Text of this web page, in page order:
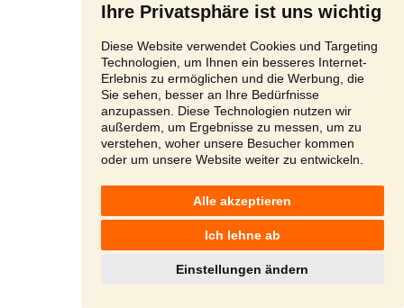
Ihre Privatsphäre ist uns wichtig
Diese Website verwendet Cookies und Targeting
Technologien, um Ihnen ein besseres Internet-
Erlebnis zu ermöglichen und die Werbung, die
Sie sehen, besser an Ihre Bedürfnisse
anzupassen. Diese Technologien nutzen wir
außerdem, um Ergebnisse zu messen, um zu
verstehen, woher unsere Besucher kommen
oder um unsere Website weiter zu entwickeln.
Alle akzeptieren
Ich lehne ab
Einstellungen ändern